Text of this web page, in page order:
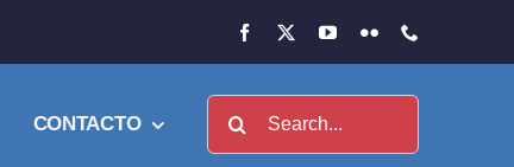
CONTACTO Buscar: